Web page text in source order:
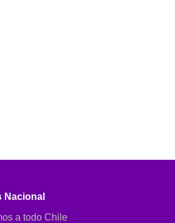
Nacional
a todo Chile